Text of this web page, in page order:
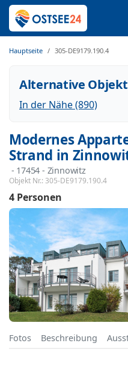
Hauptseite 305-DE9179.190.4
Alternative
In der Nähe (890)
Modernes
Strand in
- 17454 - Zinnowitz
Objekt Nr.: 305-DE9179.190.4
4 Personen
Fotos Beschreibung